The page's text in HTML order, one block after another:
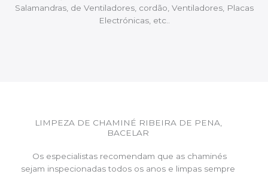
Salamandras, de Ventiladores, cordão, Ventiladores, Placas
Electrónicas, etc..
LIMPEZA DE CHAMINÉ RIBEIRA DE PENA,
BACELAR
Os especialistas recomendam que as chaminés
sejam inspecionadas todos os anos e limpas sempre